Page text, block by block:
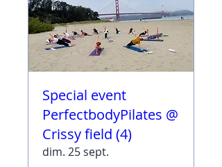
Special event
PerfectbodyPilates @
Crissy field (4)
dim. 25 sept.